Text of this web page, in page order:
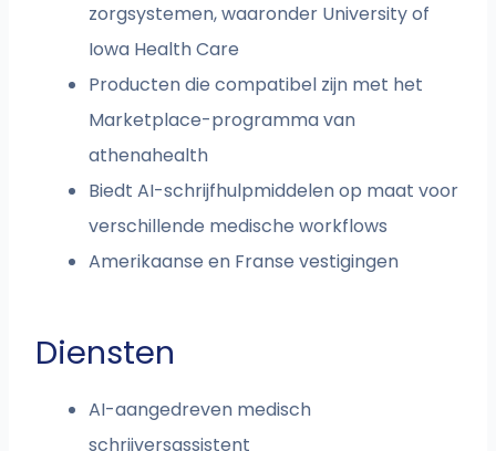
zorgsystemen, waaronder University of
Iowa Health Care
Producten die compatibel zijn met het
Marketplace-programma van
athenahealth
Biedt AI-schrijfhulpmiddelen op maat voor
verschillende medische workflows
Amerikaanse en Franse vestigingen
Diensten
AI-aangedreven medisch
schrijversassistent